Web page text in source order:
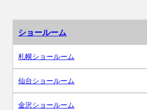
ショールーム
札幌ショールーム
仙台ショールーム
金沢ショールーム